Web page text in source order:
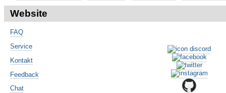
Website
FAQ
Service
Kontakt
Feedback
Chat